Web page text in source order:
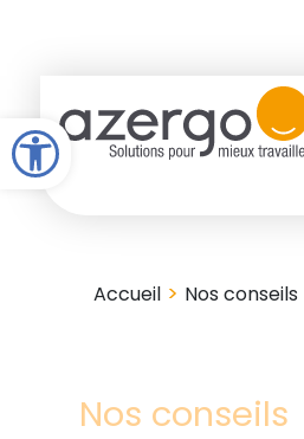
Open toolbar
Accueil > Nos conseils
Nos conseils